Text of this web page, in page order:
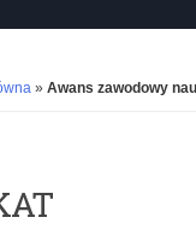
» Awans zawodowy